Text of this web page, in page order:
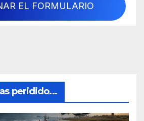
EL FORMULARIO
peridido...